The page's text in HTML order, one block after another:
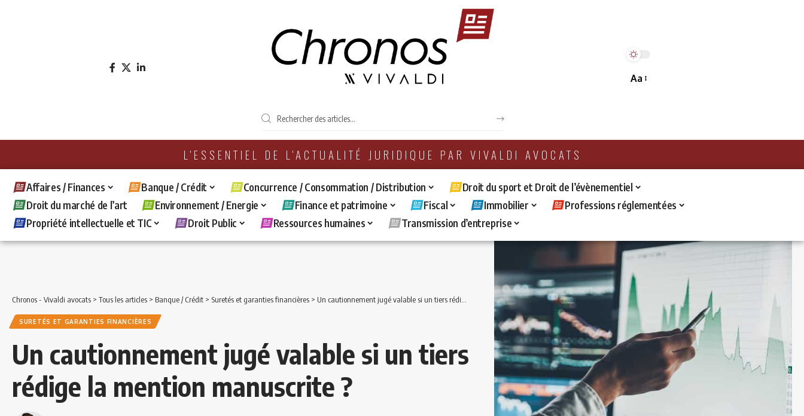
Aa
L'ESSENTIEL DE L'ACTUALITÉ JURIDIQUE PAR VIVALDI AVOCATS
Affaires / Finances Banque / Crédit Concurrence / Consommation / Distribution
Droit du sport et Droit de l’évènementiel
Droit du marché de l’art
Environnement / Energie Finance et patrimoine Fiscal Immobilier
Professions réglementées
Propriété intellectuelle et TIC
Droit Public Ressources humaines Transmission d’entreprise
Chronos - Vivaldi avocats > Tous les articles > Banque / Crédit > Suretés et garanties financières > Un cautionnement jugé valable si un tiers rédige la mention manuscrite ?
SURETÉS ET GARANTIES FINANCIÈRES
Un cautionnement jugé valable si un tiers
rédige la mention manuscrite ?